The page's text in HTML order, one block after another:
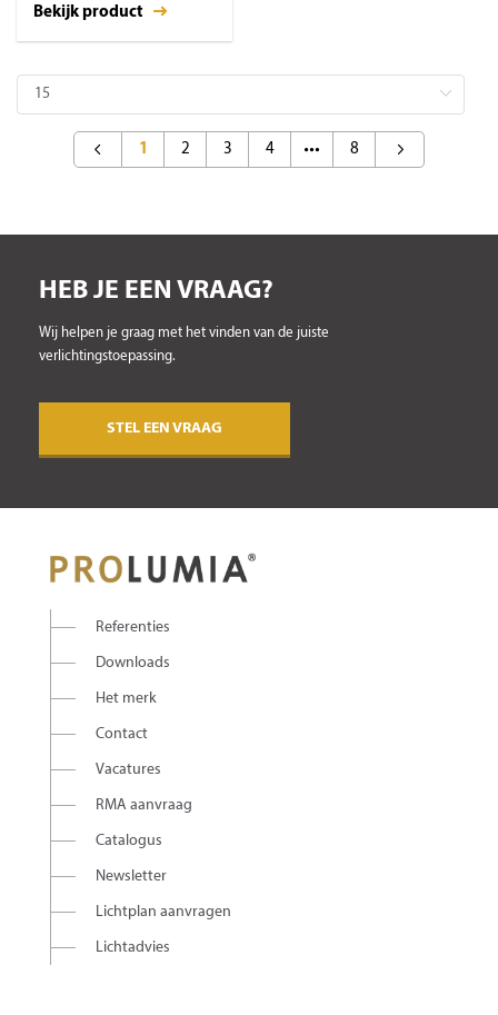
Bekijk product
1 2 3 4 8
HEB JE EEN VRAAG?
Wij helpen je graag met het vinden van de juiste
verlichtingstoepassing.
STEL EEN VRAAG
Referenties
Downloads
Het merk
Contact
Vacatures
RMA aanvraag
Catalogus
Newsletter
Lichtplan aanvragen
Lichtadvies